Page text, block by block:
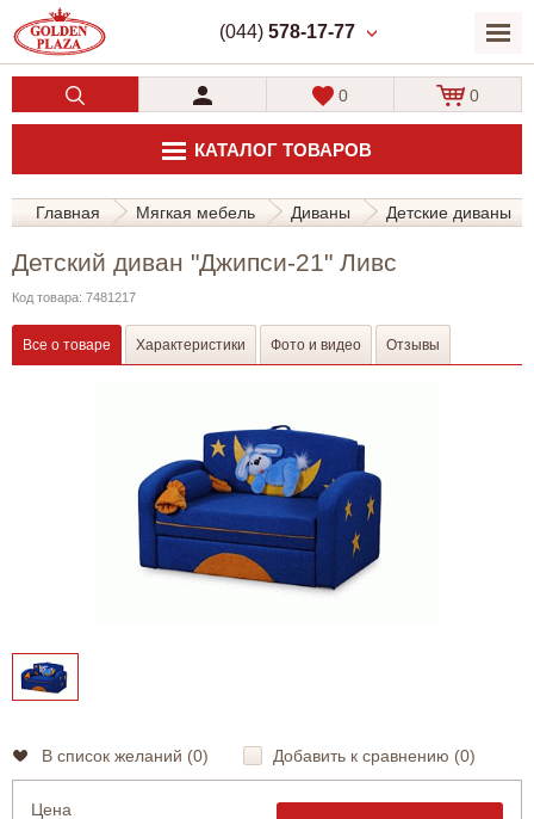
(044) 578-17-77
КАТАЛОГ ТОВАРОВ
0 0
Главная Мягкая мебель Диваны Детские диваны
Детский диван "Джипси-21" Ливс
Код товара: 7481217
Все о товаре Характеристики Фото и видео Отзывы
В список желаний (0) Добавить к сравнению (0)
Цена